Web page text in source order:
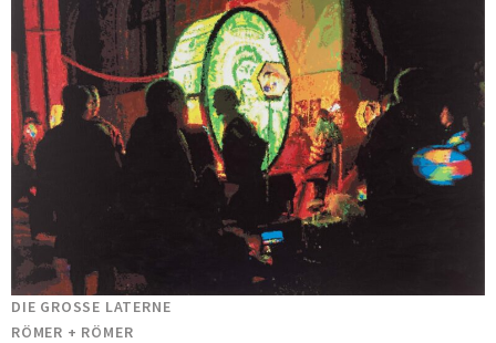
DIE GROSSE LATERNE
RÖMER + RÖMER